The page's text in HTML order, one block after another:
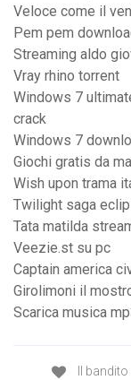
Veloce come il
Pem pem
Streaming aldo
Vray rhino torrent
Windows 7
crack
Windows 7
Giochi gratis da
Wish upon trama
Twilight saga
Tata matilda
Veezie.st su pc
Captain america
Girolimoni il
Scarica musica
Il